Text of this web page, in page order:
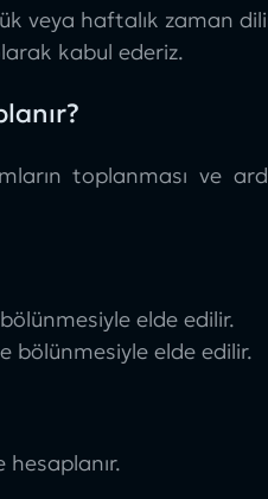
veya haftalık zaman
kabul ederiz.
toplanması ve
elde edilir.
bölünmesiyle elde edilir.